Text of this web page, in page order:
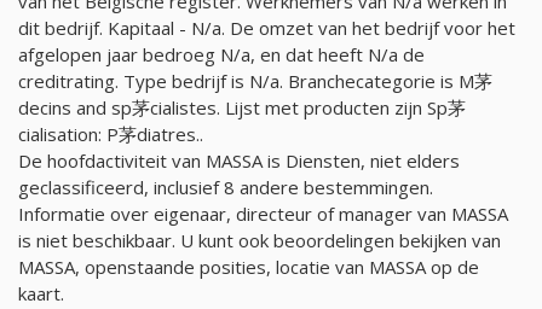
dit bedrijf. Kapitaal - N/a. De omzet van het bedrijf voor het
afgelopen jaar bedroeg N/a, en dat heeft N/a de
creditrating. Type bedrijf is N/a. Branchecategorie is M茅
decins and sp茅cialistes. Lijst met producten zijn Sp茅
cialisation: P茅diatres..
De hoofdactiviteit van MASSA is Diensten, niet elders
geclassificeerd, inclusief 8 andere bestemmingen.
Informatie over eigenaar, directeur of manager van MASSA
is niet beschikbaar. U kunt ook beoordelingen bekijken van
MASSA, openstaande posities, locatie van MASSA op de
kaart.